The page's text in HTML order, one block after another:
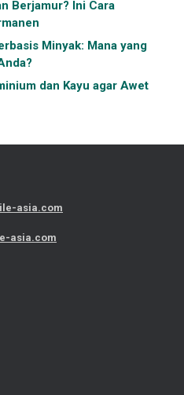
Berjamur? Ini Cara
Minyak: Mana yang
dan Kayu agar Awet
asia.com
asia.com